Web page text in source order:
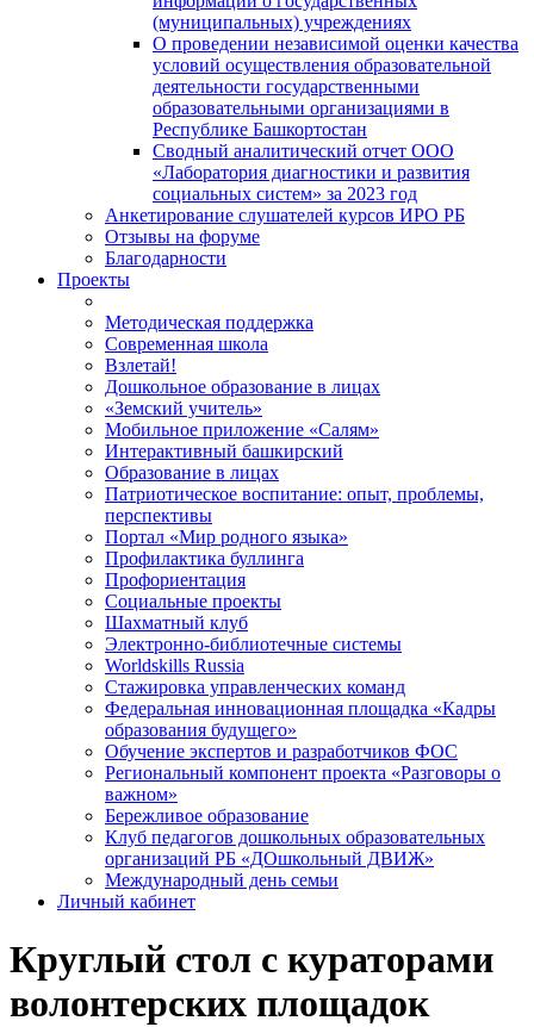
(муниципальных) учреждениях
О проведении независимой оценки качества
условий осуществления образовательной
деятельности государственными
образовательными организациями в
Республике Башкортостан
Сводный аналитический отчет ООО
«Лаборатория диагностики и развития
социальных систем» за 2023 год
Анкетирование слушателей курсов ИРО РБ
Отзывы на форуме
Благодарности
Проекты
Методическая поддержка
Современная школа
Взлетай!
Дошкольное образование в лицах
«Земский учитель»
Мобильное приложение «Салям»
Интерактивный башкирский
Образование в лицах
Патриотическое воспитание: опыт, проблемы,
перспективы
Портал «Мир родного языка»
Профилактика буллинга
Профориентация
Социальные проекты
Шахматный клуб
Электронно-библиотечные системы
Worldskills Russia
Стажировка управленческих команд
Федеральная инновационная площадка «Кадры
образования будущего»
Обучение экспертов и разработчиков ФОС
Региональный компонент проекта «Разговоры о
важном»
Бережливое образование
Клуб педагогов дошкольных образовательных
организаций РБ «ДОшкольный ДВИЖ»
Международный день семьи
Личный кабинет
Круглый стол с кураторами
волонтерских площадок